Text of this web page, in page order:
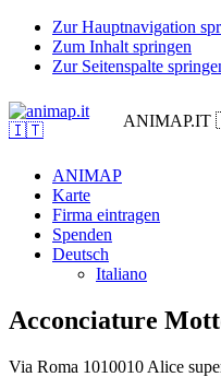
Zur Hauptnavigation
Zum Inhalt springen
Zur Seitenspalte
ANIMAP
Karte
Firma eintragen
Spenden
Deutsch
Italiano
Acconciature
Via Roma 1010010 Alice